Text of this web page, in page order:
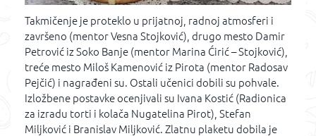
Takmičenje je proteklo u prijatnoj, radnoj atmosferi i
završeno (mentor Vesna Stojković), drugo mesto Damir
Petrović iz Soko Banje (mentor Marina Ćirić – Stojković),
treće mesto Miloš Kamenović iz Pirota (mentor Radosav
Pejčić) i nagrađeni su. Ostali učenici dobili su pohvale.
Izložbene postavke ocenjivali su Ivana Kostić (Radionica
za izradu torti i kolača Nugatelina Pirot), Stefan
Miljković i Branislav Miljković. Zlatnu plaketu dobila je